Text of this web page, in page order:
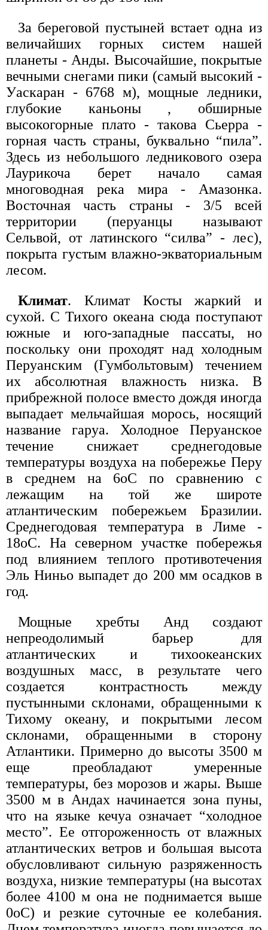
За береговой пустыней встает одна из
величайших горных систем нашей
планеты - Анды. Высочайшие, покрытые
вечными снегами пики (самый высокий -
Уаскаран - 6768 м), мощные ледники,
глубокие каньоны , обширные
высокогорные плато - такова Сьерра -
горная часть страны, буквально “пила”.
Здесь из небольшого ледникового озера
Лаурикоча берет начало самая
многоводная река мира - Амазонка.
Восточная часть страны - 3/5 всей
территории (перуанцы называют
Сельвой, от латинского “силва” - лес),
покрыта густым влажно-экваториальным
лесом.
Климат. Климат Косты жаркий и
сухой. С Тихого океана сюда поступают
южные и юго-западные пассаты, но
поскольку они проходят над холодным
Перуанским (Гумбольтовым) течением
их абсолютная влажность низка. В
прибрежной полосе вместо дождя иногда
выпадает мельчайшая морось, носящий
название гарyа. Холодное Перуанское
течение снижает среднегодовые
температуры воздуха на побережье Перу
в среднем на 6oC по сравнению с
лежащим на той же широте
атлантическим побережьем Бразилии.
Среднегодовая температура в Лиме -
18oC. На северном участке побережья
под влиянием теплого противотечения
Эль Ниньо выпадет до 200 мм осадков в
год.
Мощные хребты Анд создают
непреодолимый барьер для
атлантических и тихоокеанских
воздушных масс, в результате чего
создается контрастность между
пустынными склонами, обращенными к
Тихому океану, и покрытыми лесом
склонами, обращенными в сторону
Атлантики. Примерно до высоты 3500 м
еще преобладают умеренные
температуры, без морозов и жары. Выше
3500 м в Андах начинается зона пуны,
что на языке кечуа означает “холодное
место”. Ее отгороженность от влажных
атлантических ветров и большая высота
обусловливают сильную разряженность
воздуха, низкие температуры (на высотах
более 4100 м она не поднимается выше
0oC) и резкие суточные ее колебания.